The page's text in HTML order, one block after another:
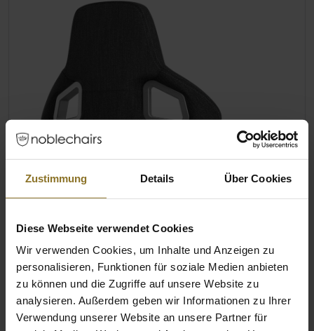
Zustimmung Details Über Cookies
Diese Webseite verwendet Cookies
Wir verwenden Cookies, um Inhalte und Anzeigen zu
personalisieren, Funktionen für soziale Medien anbieten
zu können und die Zugriffe auf unsere Website zu
analysieren. Außerdem geben wir Informationen zu Ihrer
Verwendung unserer Website an unsere Partner für